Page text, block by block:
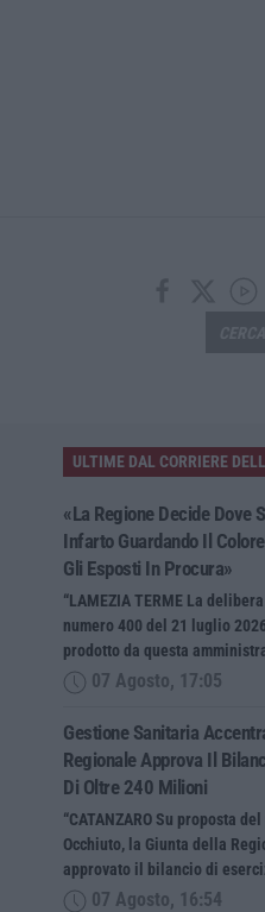
Whisky, il nuovo viaggio sonoro dei
ULTIME DAL CORRIERE
«La Regione Decide Dove
Infarto Guardando Il
Gli Esposti In Procura»
“LAMEZIA TERME La
numero 400 del 21 luglio
prodotto da questa
07 Agosto, 17:05
Gestione Sanitaria
Regionale Approva Il
Di Oltre 240 Milioni
“CATANZARO Su proposta
Occhiuto, la Giunta della
approvato il bilancio di
07 Agosto, 16:54